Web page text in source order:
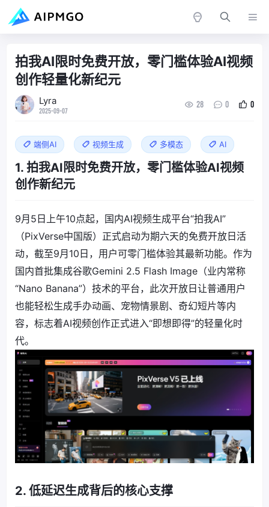
拍我AI限时免费开放，零门槛体验AI视频
创作轻量化新纪元
Lyra
2025-09-07
28 0 0
端侧AI 视频生成 多模态 AI
1. 拍我AI限时免费开放，零门槛体验AI视频
创作新纪元
9月5日上午10点起，国内AI视频生成平台“拍我AI”
（PixVerse中国版）正式启动为期六天的免费开放日活
动，截至9月10日，用户可零门槛体验其最新功能。作为
国内首批集成谷歌Gemini 2.5 Flash Image（业内常称
“Nano Banana”）技术的平台，此次开放日让普通用户
也能轻松生成手办动画、宠物情景剧、奇幻短片等内
容，标志着AI视频创作正式进入“即想即得”的轻量化时
代。
2. 低延迟生成背后的核心支撑